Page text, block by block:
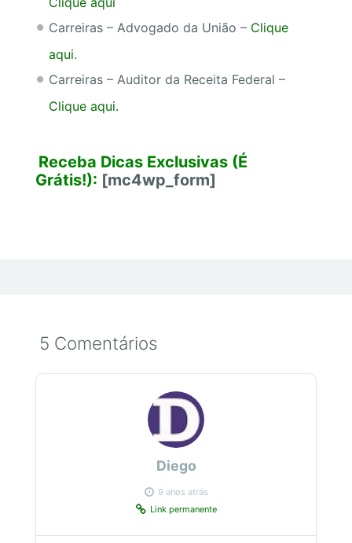
Carreiras – Advogado da União – Clique
aqui.
Carreiras – Auditor da Receita Federal –
Clique aqui.
Receba Dicas Exclusivas (É
Grátis!): [mc4wp_form]
5 Comentários
Diego
9 anos atrás
Link permanente